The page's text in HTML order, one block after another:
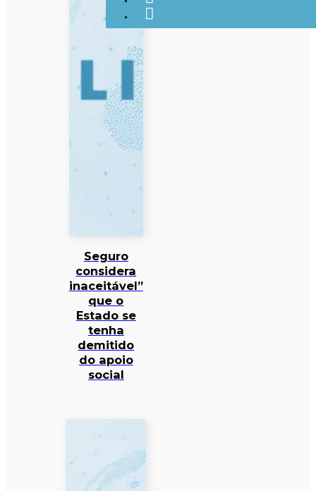
Seguro
considera
inaceitável”
que o
Estado se
tenha
demitido
do apoio
social